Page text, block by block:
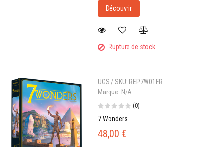
Découvrir
Rupture de stock
UGS / SKU: REP7W01FR
Marque: N/A
(0)
7 Wonders
48,00 €